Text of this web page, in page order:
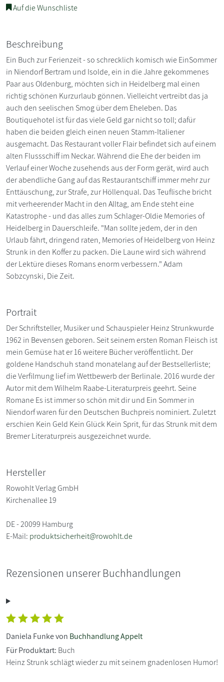
Auf die Wunschliste
Beschreibung
Ein Buch zur Ferienzeit - so schrecklich komisch wie EinSommer
in Niendorf Bertram und Isolde, ein in die Jahre gekommenes
Paar aus Oldenburg, möchten sich in Heidelberg mal einen
richtig schönen Kurzurlaub gönnen. Vielleicht vertreibt das ja
auch den seelischen Smog über dem Eheleben. Das
Boutiquehotel ist für das viele Geld gar nicht so toll; dafür
haben die beiden gleich einen neuen Stamm-Italiener
ausgemacht. Das Restaurant voller Flair befindet sich auf einem
alten Flussschiff im Neckar. Während die Ehe der beiden im
Verlauf einer Woche zusehends aus der Form gerät, wird auch
der abendliche Gang auf das Restaurantschiff immer mehr zur
Enttäuschung, zur Strafe, zur Höllenqual. Das Teuflische bricht
mit verheerender Macht in den Alltag, am Ende steht eine
Katastrophe - und das alles zum Schlager-Oldie Memories of
Heidelberg in Dauerschleife. "Man sollte jedem, der in den
Urlaub fährt, dringend raten, Memories of Heidelberg von Heinz
Strunk in den Koffer zu packen. Die Laune wird sich während
der Lektüre dieses Romans enorm verbessern." Adam
Sobzcynski, Die Zeit.
Portrait
Der Schriftsteller, Musiker und Schauspieler Heinz Strunkwurde
1962 in Bevensen geboren. Seit seinem ersten Roman Fleisch ist
mein Gemüse hat er 16 weitere Bücher veröffentlicht. Der
goldene Handschuh stand monatelang auf der Bestsellerliste;
die Verfilmung lief im Wettbewerb der Berlinale. 2016 wurde der
Autor mit dem Wilhelm Raabe-Literaturpreis geehrt. Seine
Romane Es ist immer so schön mit dir und Ein Sommer in
Niendorf waren für den Deutschen Buchpreis nominiert. Zuletzt
erschien Kein Geld Kein Glück Kein Sprit, für das Strunk mit dem
Bremer Literaturpreis ausgezeichnet wurde.
Hersteller
Rowohlt Verlag GmbH
Kirchenallee 19
DE - 20099 Hamburg
E-Mail: produktsicherheit@rowohlt.de
Rezensionen unserer Buchhandlungen
Daniela Funke von Buchhandlung Appelt
Für Produktart: Buch
Heinz Strunk schlägt wieder zu mit seinem gnadenlosen Humor!